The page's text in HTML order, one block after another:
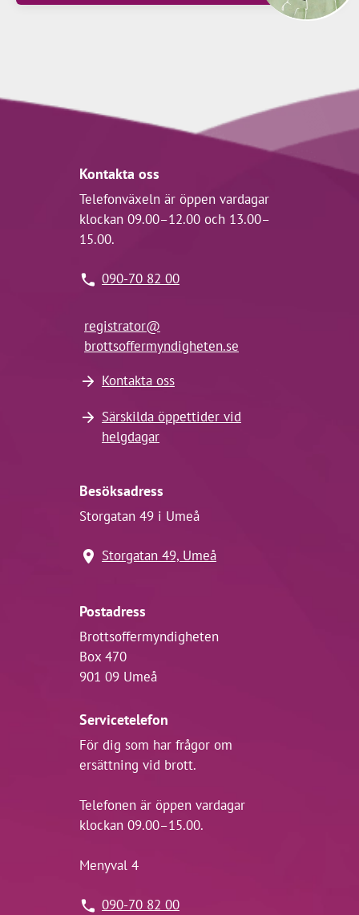
Kontakta oss
Telefonväxeln är öppen vardagar
klockan 09.00–12.00 och 13.00–
15.00.
090-70 82 00
registrator@
brottsoffermyndigheten.se
Kontakta oss
Särskilda öppettider vid
helgdagar
Besöksadress
Storgatan 49 i Umeå
Storgatan 49, Umeå
Postadress
Brottsoffermyndigheten
Box 470
901 09 Umeå
Servicetelefon
För dig som har frågor om
ersättning vid brott.
Telefonen är öppen vardagar
klockan 09.00–15.00.
Menyval 4
090-70 82 00